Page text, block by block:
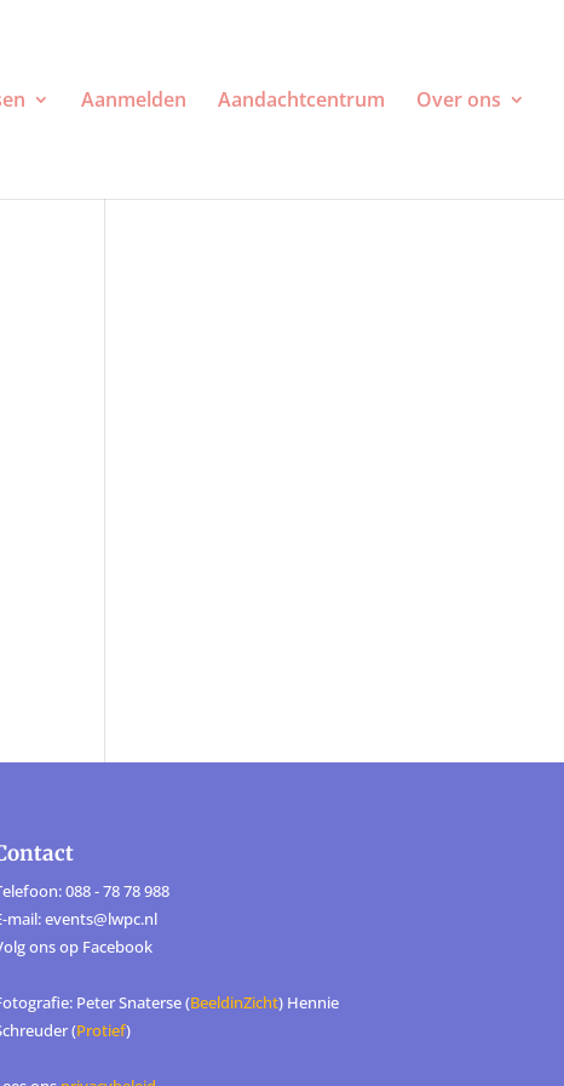
Aanmelden Aandachtcentrum Over ons
088 - 78 78 988
mail: events@lwpc.nl
ons op Facebook
Peter Snaterse (BeeldinZicht) Hennie
(Protief)